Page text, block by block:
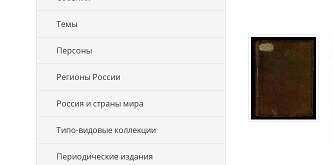
Темы
Персоны
Регионы России
Россия и страны мира
Типо-видовые коллекции
Периодические издания